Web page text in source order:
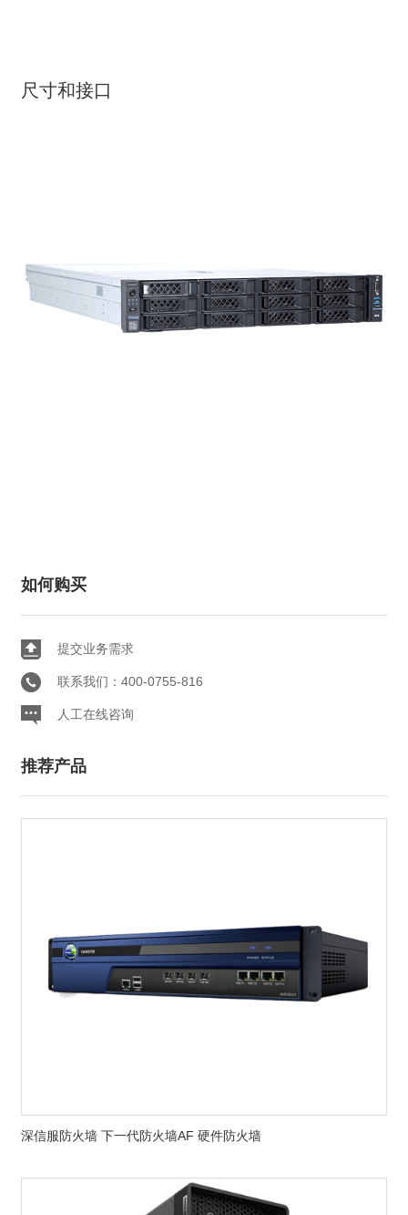
尺寸和接口
如何购买
提交业务需求
联系我们：400-0755-816
人工在线咨询
推荐产品
深信服防火墙 下一代防火墙AF 硬件防火墙